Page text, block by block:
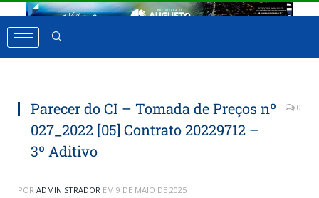
Parecer do CI – Tomada de Preços nº
027_2022 [05] Contrato 20229712 –
3º Aditivo
0
POR ADMINISTRADOR EM 9 DE MAIO DE 2025